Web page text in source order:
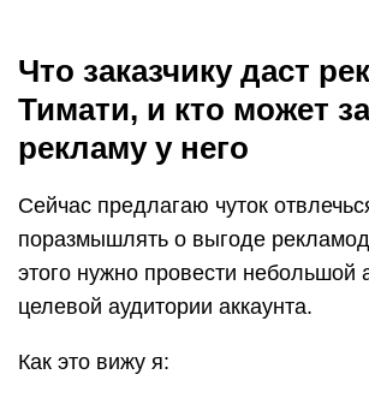
Что заказчику даст
Тимати, и кто может
рекламу у него
Сейчас предлагаю чуток
поразмышлять о выгоде
этого нужно провести небольшой
целевой аудитории аккаунта.
Как это вижу я: